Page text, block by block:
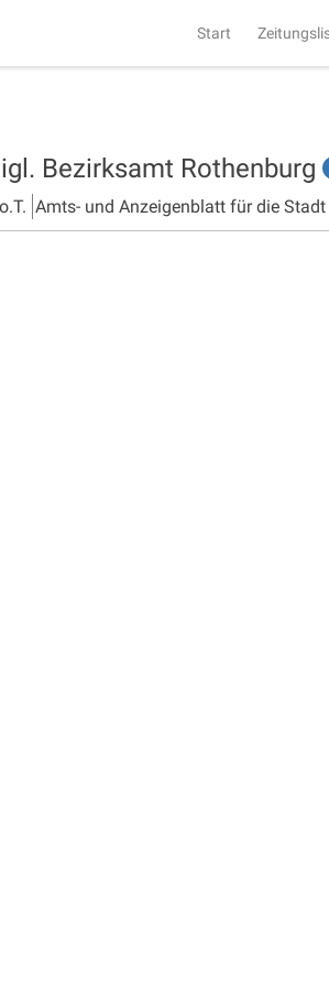
Start
Bezirksamt Rothenburg
Amts- und Anzeigenblatt für die